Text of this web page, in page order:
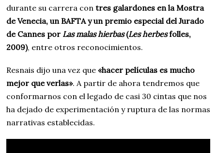
durante su carrera contres galardones en la Mostra
de Venecia, un BAFTA y un premio especial del Jurado
de Cannes por Las malas hierbas(Les herbesfolles,
2009), entre otros reconocimientos.
Resnais dijo una vez que«hacer películas es mucho
mejor que verlas». A partir de ahora tendremos que
conformarnos con el legado de casi 30 cintas que nos
ha dejado de experimentación y ruptura de las normas
narrativas establecidas.